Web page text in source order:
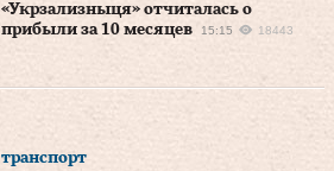
«Укрзализныця» отчиталась о
прибыли за 10 месяцев
15:15 18443
транспорт